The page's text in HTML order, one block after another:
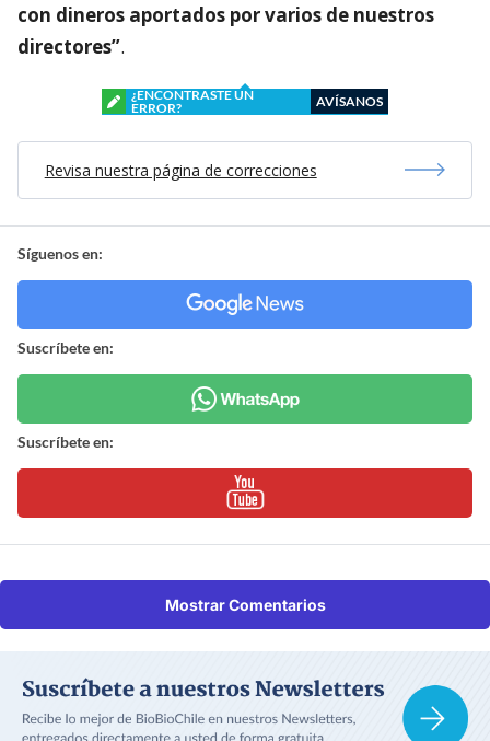
con dineros aportados por varios de nuestros
directores”.
¿ENCONTRASTE UN
ERROR?
AVÍSANOS
Revisa nuestra página de correcciones
Síguenos en:
Suscríbete en:
Suscríbete en:
Mostrar Comentarios